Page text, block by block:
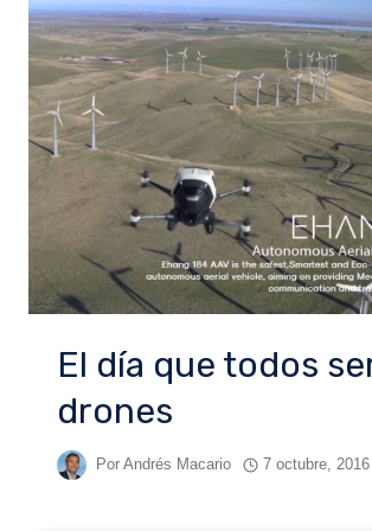
El día que todos
drones
Por Andrés Macario 7 octubre, 2016